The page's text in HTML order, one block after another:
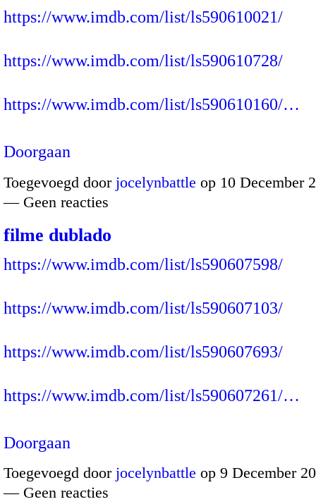
https://www.imdb.com/list/ls590610021/
https://www.imdb.com/list/ls590610728/
https://www.imdb.com/list/ls590610160/…
Doorgaan
Toegevoegd door jocelynbattle op 10 December
— Geen reacties
filme dublado
https://www.imdb.com/list/ls590607598/
https://www.imdb.com/list/ls590607103/
https://www.imdb.com/list/ls590607693/
https://www.imdb.com/list/ls590607261/…
Doorgaan
Toegevoegd door jocelynbattle op 9 December
— Geen reacties